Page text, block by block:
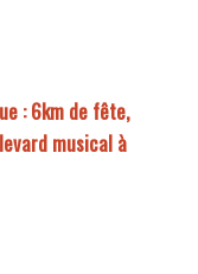
: 6km de fête,
musical à